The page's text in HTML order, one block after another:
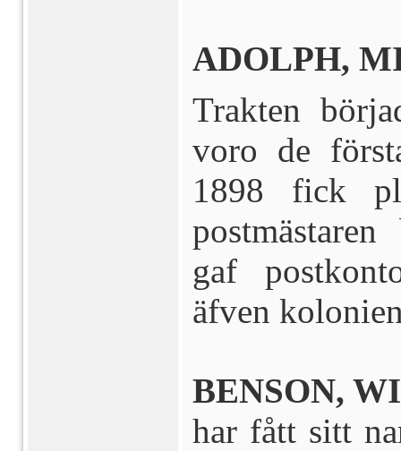
ADOLPH,
Trakten
voro de
1898 fick
gaf
äfven
BENSON,
har fått sitt